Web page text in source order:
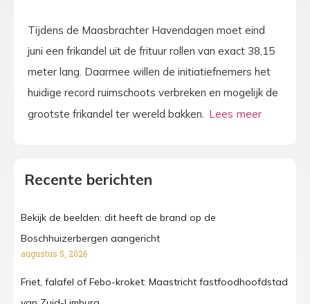
Tijdens de Maasbrachter Havendagen moet eind
juni een frikandel uit de frituur rollen van exact 38,15
meter lang. Daarmee willen de initiatiefnemers het
huidige record ruimschoots verbreken en mogelijk de
grootste frikandel ter wereld bakken.
Recente berichten
Bekijk de beelden: dit heeft de brand op de
Boschhuizerbergen aangericht
augustus 5, 2026
Friet, falafel of Febo-kroket: Maastricht fastfoodhoofdstad